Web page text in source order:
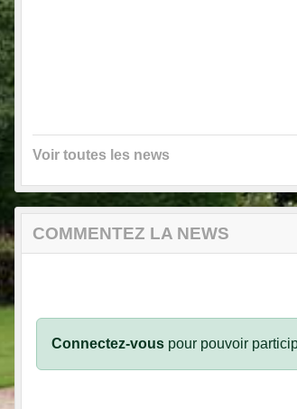
Voir toutes les news
COMMENTEZ LA NEWS
Connectez-vous pour pouvoir